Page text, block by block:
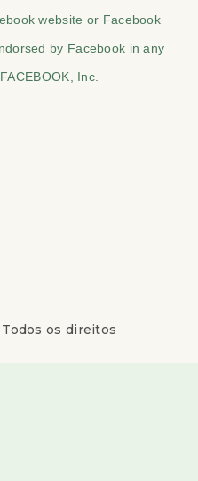
website or Facebook
by Facebook in any
Inc.
Todos os direitos